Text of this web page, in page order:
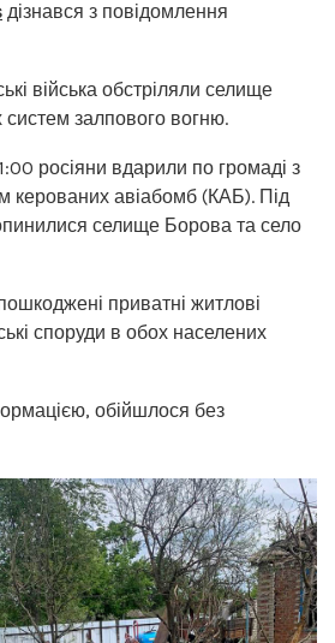
дізнався з повідомлення
війська обстріляли селище
залпового вогню.
росіяни вдарили по громаді з
керованих авіабомб (КАБ). Під
селище Борова та село
приватні житлові
споруди в обох населених
обійшлося без